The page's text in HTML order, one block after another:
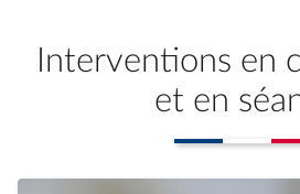
Interventions en
et en